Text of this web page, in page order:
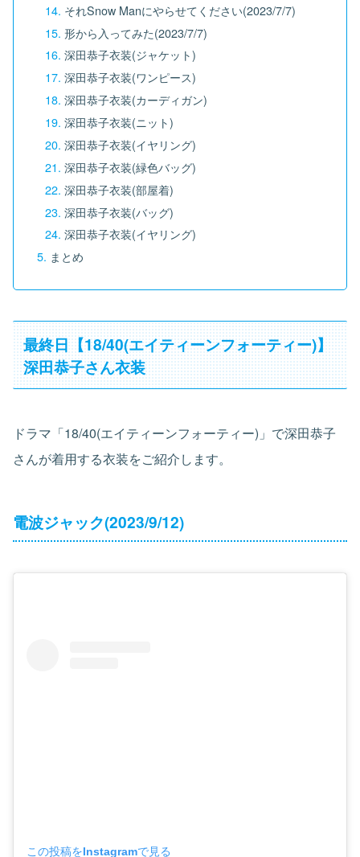
それSnow Manにやらせてください(2023/7/7)
形から入ってみた(2023/7/7)
深田恭子衣装(ジャケット)
深田恭子衣装(ワンピース)
深田恭子衣装(カーディガン)
深田恭子衣装(ニット)
深田恭子衣装(イヤリング)
深田恭子衣装(緑色バッグ)
深田恭子衣装(部屋着)
深田恭子衣装(バッグ)
深田恭子衣装(イヤリング)
まとめ
最終日【18/40(エイティーンフォーティー)】
深田恭子さん衣装
ドラマ「18/40(エイティーンフォーティー)」で深田恭子
さんが着用する衣装をご紹介します。
電波ジャック(2023/9/12)
この投稿をInstagramで見る